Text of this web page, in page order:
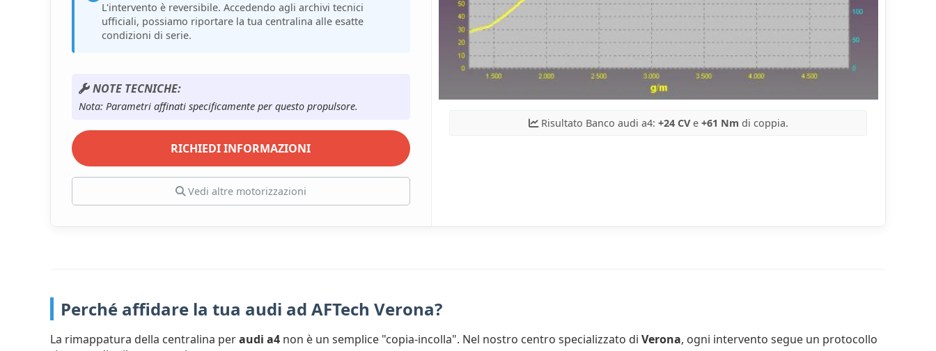
L'intervento è reversibile. Accedendo agli archivi tecnici
ufficiali, possiamo riportare la tua centralina alle esatte
condizioni di serie.
NOTE TECNICHE:
Nota: Parametri affinati specificamente per questo propulsore.
RICHIEDI INFORMAZIONI
Vedi altre motorizzazioni
Risultato Banco audi a4: +24 CVe +61 Nm di coppia.
Perché affidare la tua audi ad AFTech Verona?
La rimappatura della centralina peraudi a4 non è un semplice "copia-incolla". Nel nostro centro specializzato di Verona, ogni intervento segue un protocollo